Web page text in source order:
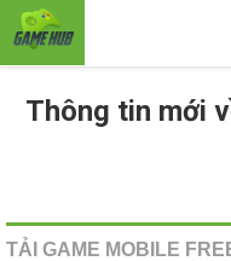
Thông tin mới
TẢI GAME MOBILE